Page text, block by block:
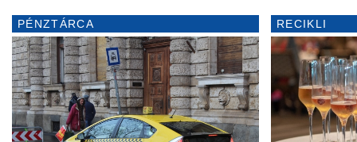
PÉNZTÁRCA RECIKLI